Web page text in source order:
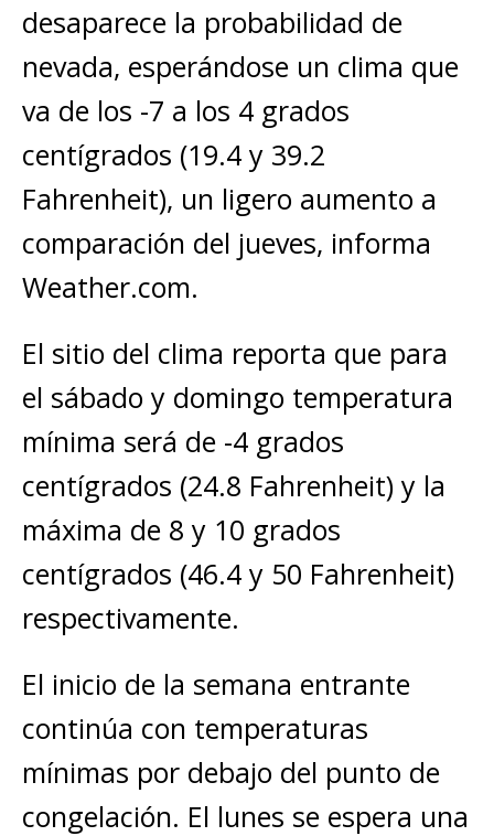
desaparece la probabilidad de
nevada, esperándose un clima que
va de los -7 a los 4 grados
centígrados (19.4 y 39.2
Fahrenheit), un ligero aumento a
comparación del jueves, informa
Weather.com.
El sitio del clima reporta que para
el sábado y domingo temperatura
mínima será de -4 grados
centígrados (24.8 Fahrenheit) y la
máxima de 8 y 10 grados
centígrados (46.4 y 50 Fahrenheit)
respectivamente.
El inicio de la semana entrante
continúa con temperaturas
mínimas por debajo del punto de
congelación. El lunes se espera una